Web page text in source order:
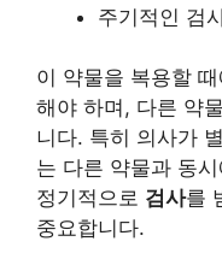
주기적인 검
이 약물을 복용할
해야 하며, 다른 약
니다. 특히 의사가
는 다른 약물과 동
정기적으로 검사를
중요합니다.